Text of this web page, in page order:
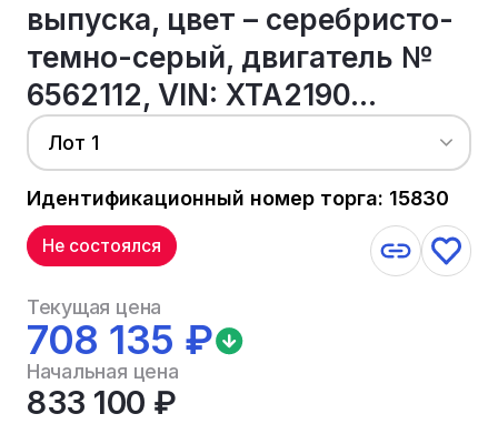
выпуска, цвет – серебристо-
темно-серый, двигатель №
6562112, VIN: XTA2190...
Лот 1
Идентификационный номер торга: 15830
Не состоялся
Текущая цена
708 135 ₽
Начальная цена
833 100 ₽